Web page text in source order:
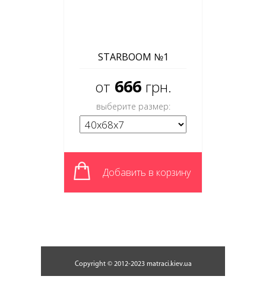
STARBOOM №1
от 666 грн.
выберите размер:
Добавить в корзину
Copyright © 2012-2023 matraci.kiev.ua